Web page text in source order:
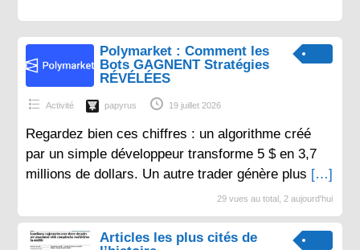
Polymarket : Comment les
Bots GAGNENT Stratégies
RÉVÉLÉES
Activité papyrus 19 juillet 2026
Regardez bien ces chiffres : un algorithme créé
par un simple développeur transforme 5 $ en 3,7
millions de dollars. Un autre trader génère plus […]
29 vues au total, 2 aujourd'hui
Articles les plus cités de